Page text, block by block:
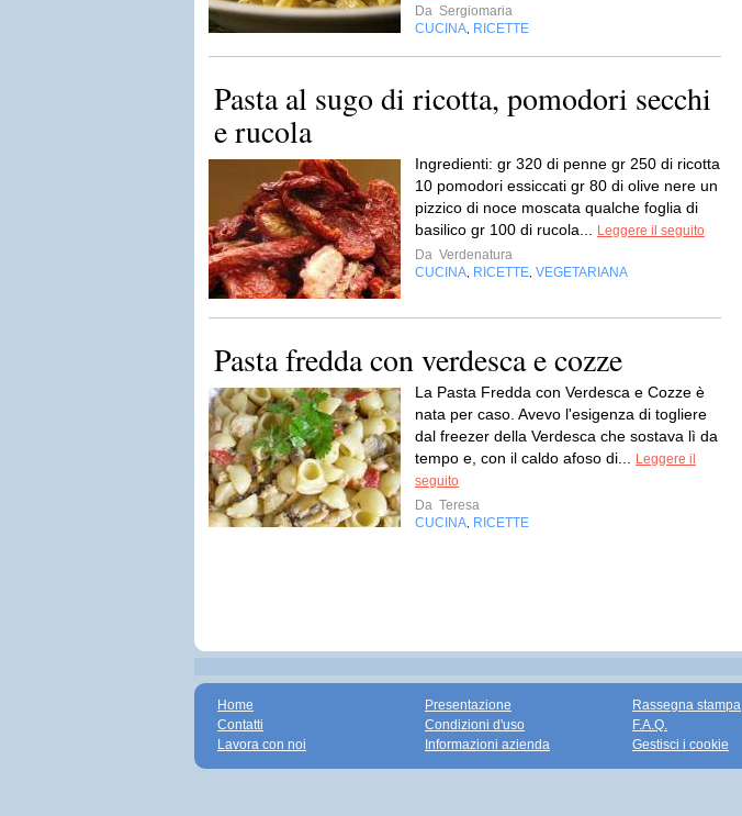
Da Sergiomaria
CUCINA RICETTE
Pasta al sugo di ricotta, pomodori secchi
e rucola
Ingredienti: gr 320 di penne gr 250 di ricotta
10 pomodori essiccati gr 80 di olive nere un
pizzico di noce moscata qualche foglia di
basilico gr 100 di rucola...
Leggere il seguito
Da Verdenatura
CUCINA RICETTE VEGETARIANA
Pasta fredda con verdesca e cozze
La Pasta Fredda con Verdesca e Cozze è
nata per caso. Avevo l'esigenza di togliere
dal freezer della Verdesca che sostava lì da
tempo e, con il caldo afoso di...
Leggere il
seguito
Da Teresa
CUCINA RICETTE
Home
Contatti
Lavora con noi
Presentazione
Condizioni d'uso
Informazioni azienda
Rassegna stampa
F.A.Q.
Gestisci i cookie